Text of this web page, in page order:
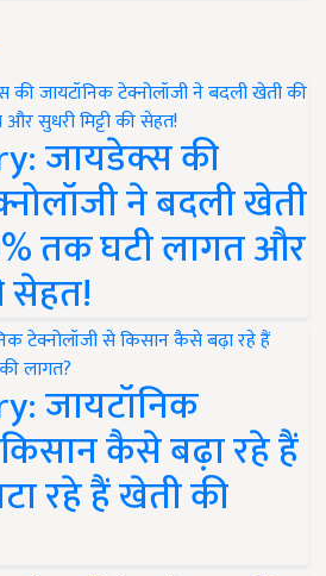
जायडेक्स की
ने बदली खेती
तक घटी लागत और
सेहत!
जायटॉनिक
कैसे बढ़ा रहे हैं
रहे हैं खेती की